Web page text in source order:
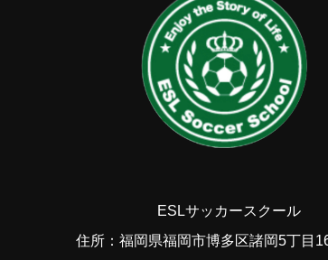
ESLサッカースクール
住所：福岡県福岡市博多区諸岡5丁目